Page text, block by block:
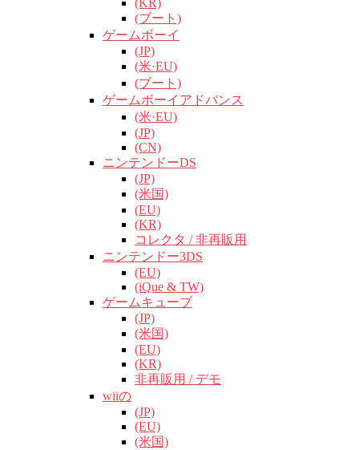
(KR)
(ブート)
ゲームボーイ
(JP)
(米·EU)
(ブート)
ゲームボーイアドバンス
(米·EU)
(JP)
(CN)
ニンテンドーDS
(JP)
(米国)
(EU)
(KR)
コレクタ / 非再販用
ニンテンドー3DS
(EU)
(iQue & TW)
ゲームキューブ
(JP)
(米国)
(EU)
(KR)
非再販用 / デモ
wiiの
(JP)
(EU)
(米国)